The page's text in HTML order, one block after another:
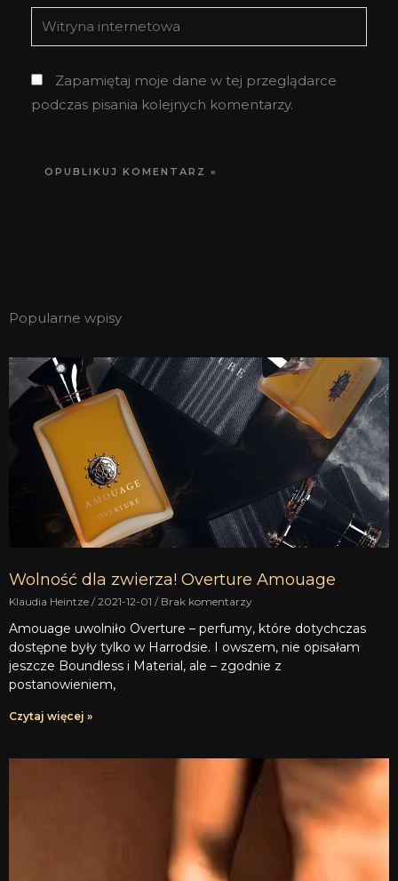
Witryna
internetowa
Zapamiętaj moje dane w tej przeglądarce
podczas pisania kolejnych komentarzy.
Popularne wpisy
Wolność dla zwierza! Overture Amouage
Klaudia Heintze 2021-12-01 Brak komentarzy
Amouage uwolniło Overture – perfumy, które dotychczas
dostępne były tylko w Harrodsie. I owszem, nie opisałam
jeszcze Boundless i Material, ale – zgodnie z
postanowieniem,
Czytaj więcej »